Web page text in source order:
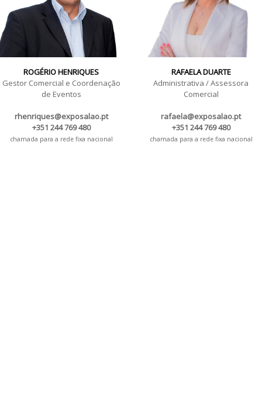
ROGÉRIO HENRIQUES
Gestor Comercial e Coordenação
de Eventos
rhenriques@exposalao.pt
+351 244 769 480
chamada para a rede fixa nacional
RAFAELA DUARTE
Administrativa / Assessora
Comercial
rafaela@exposalao.pt
+351 244 769 480
chamada para a rede fixa nacional